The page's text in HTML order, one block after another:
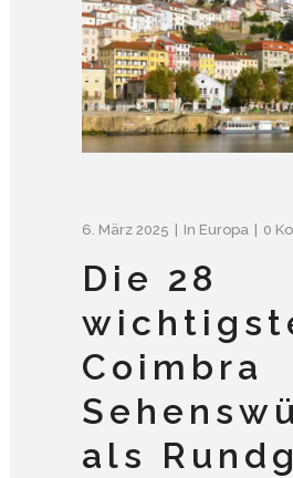
6. März 2025 In Europa 0
Die 28
Coimbra
als